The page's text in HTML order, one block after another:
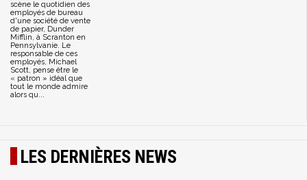
scène le quotidien des
employés de bureau
d'une société de vente
de papier, Dunder
Mifflin, à Scranton en
Pennsylvanie. Le
responsable de ces
employés, Michael
Scott, pense être le
« patron » idéal que
tout le monde admire
alors qu...
LES DERNIÈRES NEWS